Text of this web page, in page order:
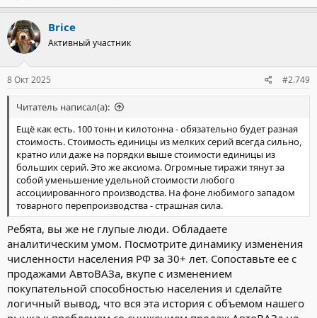
Brice
Активный участник
8 Окт 2025 #2.749
Читатель написал(а):
Ещё как есть. 100 тонн и килотонна - обязательно будет разная
стоимость. Стоимость единицы из мелких серий всегда сильно,
кратно или даже на порядки выше стоимости единицы из
больших серий. Это же аксиома. Огромные тиражи тянут за
собой уменьшение удельной стоимости любого
ассоциированного производства. На фоне любимого западом
товарного перепроизводства - страшная сила.
Ребята, вы же не глупые люди. Обладаете
аналитическим умом. Посмотрите динамику изменения
численности населения РФ за 30+ лет. Сопоставьте ее с
продажами АвтоВАЗа, вкупе с изменением
покупательной способностью населения и сделайте
логичный вывод, что вся эта история с объемом нашего